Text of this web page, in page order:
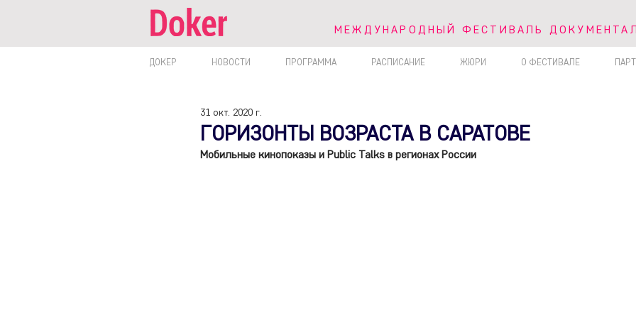
ДОКЕР НОВОСТИ ПРОГРАММА РАСПИСАНИЕ ЖЮРИ О ФЕСТИВАЛЕ
V МЕЖДУНАРОДНЫЙ ФЕСТИВАЛЬ
МЕЖДУНАРОДНЫЙ ФЕСТИВАЛЬ
ГОРИЗОНТЫ ВОЗРАСТА В САРАТОВЕ
31 окт. 2020 г.
Мобильные кинопоказы и Public Talks в регионах России